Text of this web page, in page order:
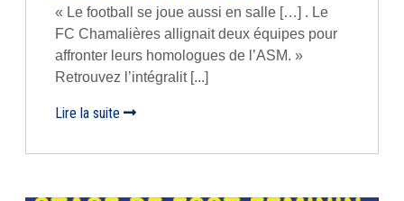
« Le football se joue aussi en salle […] . Le
FC Chamalières allignait deux équipes pour
affronter leurs homologues de l’ASM. »
Retrouvez l’intégralit [...]
Lire la suite